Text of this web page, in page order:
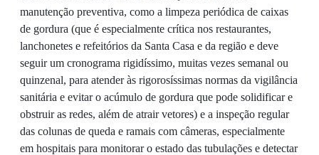
manutenção preventiva, como a limpeza periódica de caixas
de gordura (que é especialmente crítica nos restaurantes,
lanchonetes e refeitórios da Santa Casa e da região e deve
seguir um cronograma rigidíssimo, muitas vezes semanal ou
quinzenal, para atender às rigorosíssimas normas da vigilância
sanitária e evitar o acúmulo de gordura que pode solidificar e
obstruir as redes, além de atrair vetores) e a inspeção regular
das colunas de queda e ramais com câmeras, especialmente
em hospitais para monitorar o estado das tubulações e detectar